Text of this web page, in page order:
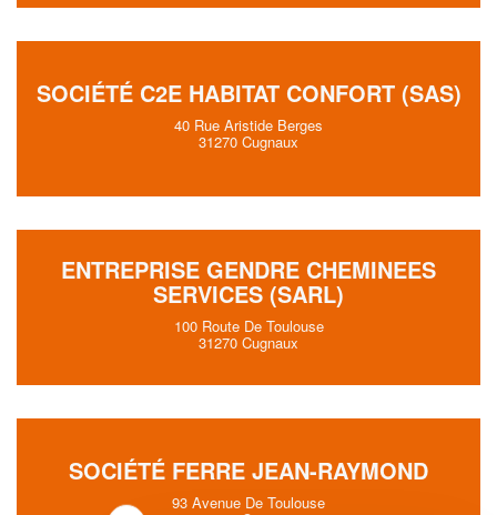
SOCIÉTÉ C2E HABITAT CONFORT (SAS)
40 Rue Aristide Berges
31270 Cugnaux
ENTREPRISE GENDRE CHEMINEES
SERVICES (SARL)
100 Route De Toulouse
31270 Cugnaux
SOCIÉTÉ FERRE JEAN-RAYMOND
93 Avenue De Toulouse